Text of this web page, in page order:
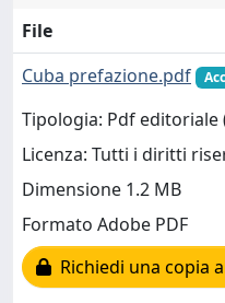
File
Cuba prefazione.pdf
Tipologia: Pdf
Licenza: Tutti i diritti
Dimensione 1.2 MB
Formato Adobe PDF
Richiedi una copia